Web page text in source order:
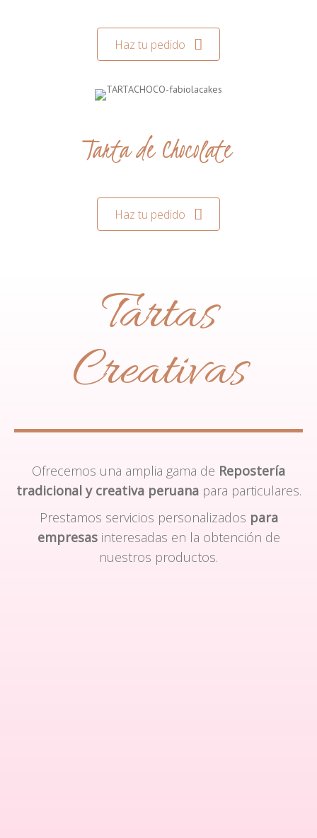
Haz tu pedido
Tarta de Chocolate
Haz tu pedido
Tartas
Creativas
Ofrecemos una amplia gama de Repostería
tradicional y creativa peruanapara particulares.
Prestamos servicios personalizados para
empresasinteresadas en la obtención de
nuestros productos.